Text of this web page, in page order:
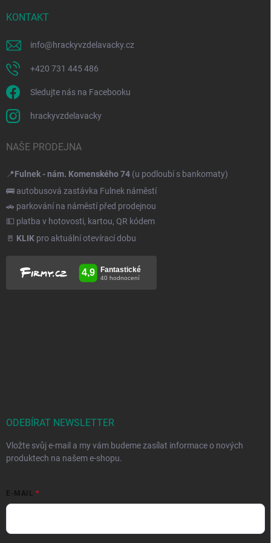
KONTAKT
info@hrackyvzdelavacky.cz
+420 731 445 486
Sledujte nás na Facebooku
hrackyvzdelavacky
NAŠE PRODEJNA
📍Fulnek - nám. Komenského 74 (u podloubí s bankomaty)
🚌 autobusová zastávka Fulnek náměstí
🚗 parkování na náměstí před prodejnou
💵 platba v hotovosti, kartou, QR kódem
🚪 KLIK pro aktuální otevírací dobu
ODEBÍRAT NEWSLETTER
Vložte svůj e-mail a my vám budeme zasílat informace o nových
produktech na našem e-shopu.
E-MAIL